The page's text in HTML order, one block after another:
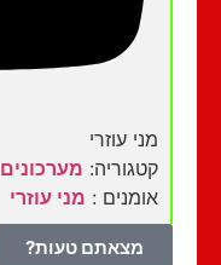
מני עוזרי
קטגוריה:מערכונים קצרים
אומנים :מני עוזרי
מצאתם טעות?